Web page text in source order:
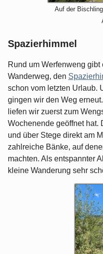
Auf der
Spazierhimmel
Rund um Werfenweng
Wanderweg, den
schon vom letzten Urlaub.
gingen wir den Weg
liefen wir zuerst zum
Wochenende geöffnet hat.
und über Stege direkt am
zahlreiche Bänke, auf
machten. Als entspannter
kleine Wanderung sehr